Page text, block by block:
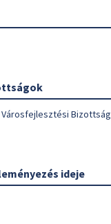
Bizottság
ideje